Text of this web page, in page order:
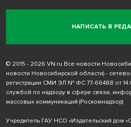
НАПИСАТЬ В
© 2015 - 2026 VN.ru Все новости
новости Новосибирской области) -
регистрации СМИ ЭЛ № ФС 77-66488 от
службой по надзору в сфере связи,
массовых коммуникаций (Роскомнадзор)
Учредитель ГАУ НСО «Издательский дом